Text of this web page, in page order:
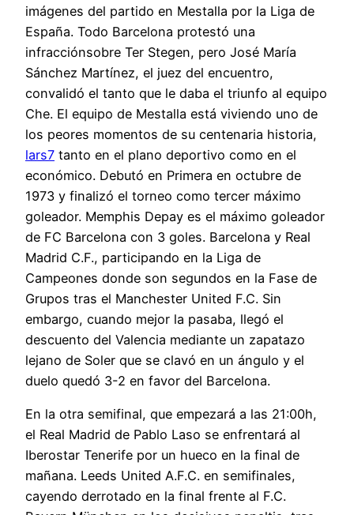
imágenes del partido en Mestalla por la Liga de
España. Todo Barcelona protestó una
infracciónsobre Ter Stegen, pero José María
Sánchez Martínez, el juez del encuentro,
convalidó el tanto que le daba el triunfo al equipo
Che. El equipo de Mestalla está viviendo uno de
los peores momentos de su centenaria historia,
lars7 tanto en el plano deportivo como en el
económico. Debutó en Primera en octubre de
1973 y finalizó el torneo como tercer máximo
goleador. Memphis Depay es el máximo goleador
de FC Barcelona con 3 goles. Barcelona y Real
Madrid C.F., participando en la Liga de
Campeones donde son segundos en la Fase de
Grupos tras el Manchester United F.C. Sin
embargo, cuando mejor la pasaba, llegó el
descuento del Valencia mediante un zapatazo
lejano de Soler que se clavó en un ángulo y el
duelo quedó 3-2 en favor del Barcelona.
En la otra semifinal, que empezará a las 21:00h,
el Real Madrid de Pablo Laso se enfrentará al
Iberostar Tenerife por un hueco en la final de
mañana. Leeds United A.F.C. en semifinales,
cayendo derrotado en la final frente al F.C.